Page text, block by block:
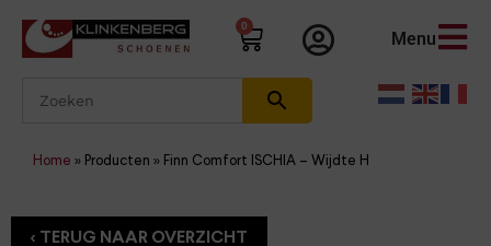
0
Menu
Home » Producten » Finn Comfort ISCHIA – Wijdte H